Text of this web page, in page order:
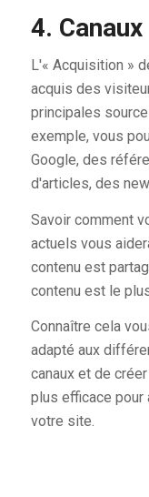
4. Canaux
L'« Acquisition »
acquis des
principales
exemple, vous
Google, des
d'articles, des
Savoir comment
actuels vous
contenu est
contenu est le
Connaître cela
adapté aux
canaux et de
plus efficace pour
votre site.